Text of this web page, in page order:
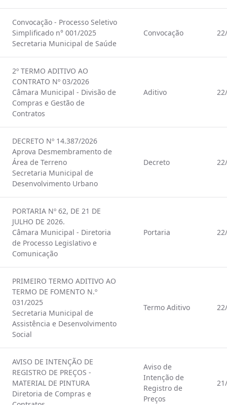
Convocação - Processo Seletivo
Simplificado n° 001/2025
Secretaria Municipal de Saúde
Convocação
2º TERMO ADITIVO AO
CONTRATO Nº 03/2026
Câmara Municipal - Divisão de
Compras e Gestão de
Contratos
Aditivo
DECRETO Nº 14.387/2026
Aprova Desmembramento de
Área de Terreno
Secretaria Municipal de
Desenvolvimento Urbano
Decreto
PORTARIA Nº 62, DE 21 DE
JULHO DE 2026.
Câmara Municipal - Diretoria
de Processo Legislativo e
Comunicação
Portaria
PRIMEIRO TERMO ADITIVO AO
TERMO DE FOMENTO N.º
031/2025
Secretaria Municipal de
Assistência e Desenvolvimento
Social
Termo Aditivo
AVISO DE INTENÇÃO DE
REGISTRO DE PREÇOS -
MATERIAL DE PINTURA
Diretoria de Compras e
Aviso de
Intenção de
Registro de
Preços